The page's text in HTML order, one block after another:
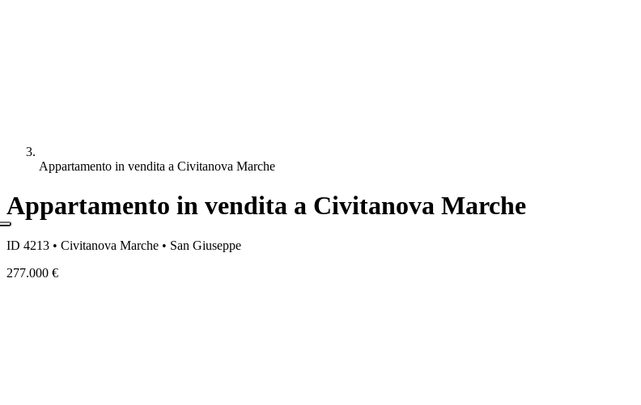
Appartamento in vendita a Civitanova Marche
Appartamento in vendita a Civitanova Marche
ID 4213 • Civitanova Marche • San Giuseppe
277.000 €